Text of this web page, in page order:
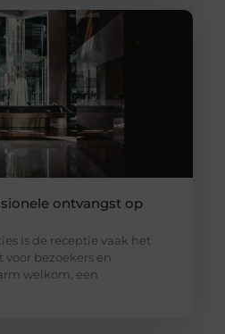
ontvangst op
is de receptie vaak het
bezoekers en
welkom, een